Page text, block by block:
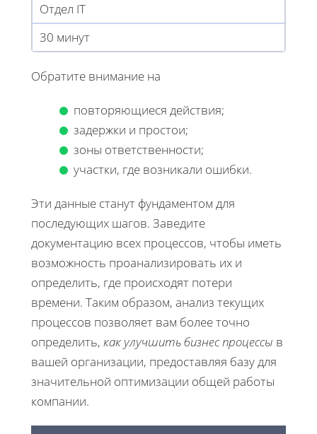
Отдел IT
30 минут
Обратите внимание на
повторяющиеся действия;
задержки и простои;
зоны ответственности;
участки, где возникали ошибки.
Эти данные станут фундаментом для
последующих шагов. Заведите
документацию всех процессов, чтобы иметь
возможность проанализировать их и
определить, где происходят потери
времени. Таким образом, анализ текущих
процессов позволяет вам более точно
определить, как улучшить бизнес процессы в
вашей организации, предоставляя базу для
значительной оптимизации общей работы
компании.